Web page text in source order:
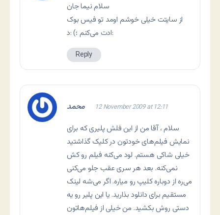
سلام نیما جان
از سایتت خیلی خوشم اومد تو فیس بوک
ادت می‌کنم ؛) :د:
Reply
محمد 12 November 2009 at 12:11
سلام ، آقا من از این فلش پلیری که برای
نمایش فیلم‌های خودتون در کلیک گذاشتید
خیلی شاکی هستم. لود می‌کنه فیلم رو کش
نمی‌کنه. بعد هر سری عقب جلو می‌کنی
می‌ره از دوباره کلیپ رو میاره. اگر می‌شه لینک
مستقیم برای دانلود بذارید. یا این پلیر رو یه
دستی روش بکشید. من خیلی از فیلم‌هاتون